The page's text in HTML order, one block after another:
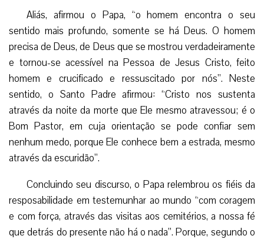
Aliás, afirmou o Papa, “o homem encontra o seu
sentido mais profundo, somente se há Deus. O homem
precisa de Deus, de Deus que se mostrou verdadeiramente
e tornou-se acessível na Pessoa de Jesus Cristo, feito
homem e crucificado e ressuscitado por nós”. Neste
sentido, o Santo Padre afirmou: “Cristo nos sustenta
através da noite da morte que Ele mesmo atravessou; é o
Bom Pastor, em cuja orientação se pode confiar sem
nenhum medo, porque Ele conhece bem a estrada, mesmo
através da escuridão”.
Concluindo seu discurso, o Papa relembrou os fiéis da
resposabilidade em testemunhar ao mundo “com coragem
e com força, através das visitas aos cemitérios, a nossa fé
que detrás do presente não há o nada”. Porque, segundo o